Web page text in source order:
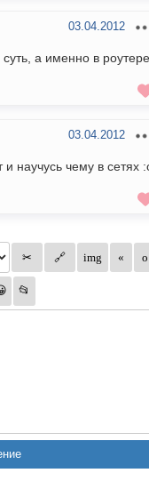
03.04.2012
суть, а именно в
03.04.2012
научусь чему в сетях